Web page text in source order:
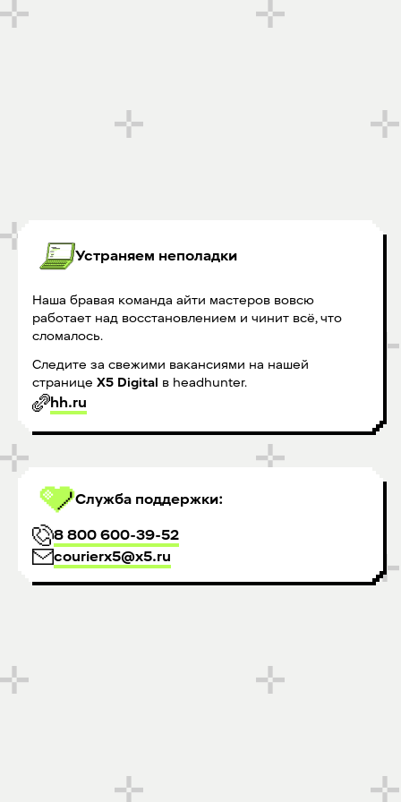
Устраняем неполадки
Наша бравая команда айти мастеров вовсю
работает над восстановлением и чинит всё, что
сломалось.
Следите за свежими вакансиями на нашей
странице X5 Digital в headhunter.
hh.ru
Служба поддержки:
8 800 600-39-52
courierx5@x5.ru